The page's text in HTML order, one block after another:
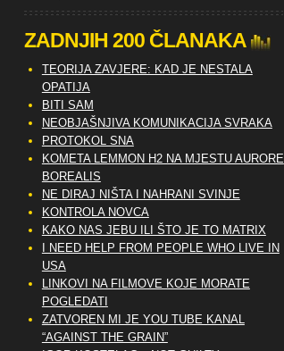
ZADNJIH 200 ČLANAKA
TEORIJA ZAVJERE: KAD JE NESTALA
OPATIJA
BITI SAM
NEOBJAŠNJIVA KOMUNIKACIJA SVRAKA
PROTOKOL SNA
KOMETA LEMMON H2 NA MJESTU AURORE
BOREALIS
NE DIRAJ NIŠTA I NAHRANI SVINJE
KONTROLA NOVCA
KAKO NAS JEBU ILI ŠTO JE TO MATRIX
I NEED HELP FROM PEOPLE WHO LIVE IN
USA
LINKOVI NA FILMOVE KOJE MORATE
POGLEDATI
ZATVOREN MI JE YOU TUBE KANAL
“AGAINST THE GRAIN”